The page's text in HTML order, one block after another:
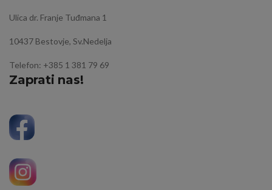
Ulica dr. Franje Tuđmana 1
10437 Bestovje, Sv.Nedelja
Telefon: +385 1 381 79 69
Zaprati nas!